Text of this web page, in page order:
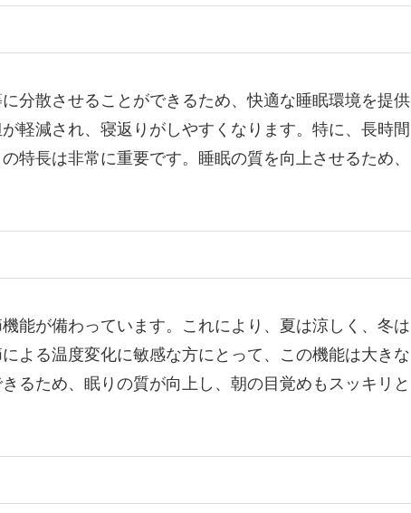
分散させることができるため、快適な睡眠環境を提供
軽減され、寝返りがしやすくなります。特に、長時間
特長は非常に重要です。睡眠の質を向上させるため、
能が備わっています。これにより、夏は涼しく、冬は
よる温度変化に敏感な方にとって、この機能は大きな
るため、眠りの質が向上し、朝の目覚めもスッキリと